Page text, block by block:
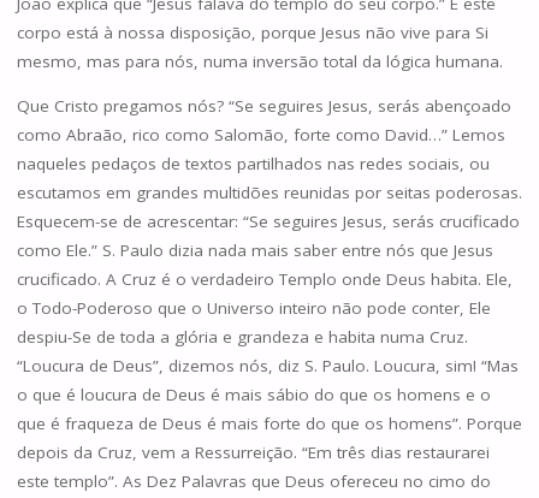
corpo está à nossa disposição, porque Jesus não vive para Si
mesmo, mas para nós, numa inversão total da lógica humana.
Que Cristo pregamos nós? “Se seguires Jesus, serás abençoado
como Abraão, rico como Salomão, forte como David…” Lemos
naqueles pedaços de textos partilhados nas redes sociais, ou
escutamos em grandes multidões reunidas por seitas poderosas.
Esquecem-se de acrescentar: “Se seguires Jesus, serás crucificado
como Ele.” S. Paulo dizia nada mais saber entre nós que Jesus
crucificado. A Cruz é o verdadeiro Templo onde Deus habita. Ele,
o Todo-Poderoso que o Universo inteiro não pode conter, Ele
despiu-Se de toda a glória e grandeza e habita numa Cruz.
“Loucura de Deus”, dizemos nós, diz S. Paulo. Loucura, sim! “Mas
o que é loucura de Deus é mais sábio do que os homens e o
que é fraqueza de Deus é mais forte do que os homens”. Porque
depois da Cruz, vem a Ressurreição. “Em três dias restaurarei
este templo”. As Dez Palavras que Deus ofereceu no cimo do